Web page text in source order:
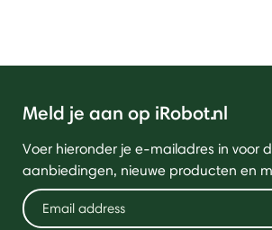
Meld je aan op iRobot.nl
Voer hieronder je e-mailadres in voor
aanbiedingen, nieuwe producten en